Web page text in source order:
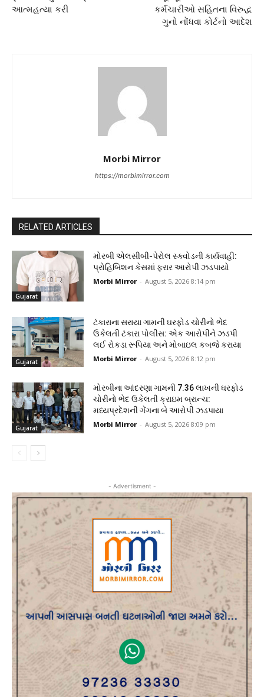
આત્મહત્યા કરી
કર્મચારીઓ સહિતના વિરુદ્ધ
ગુનો નોંધવા કોર્ટનો આદેશ
Morbi Mirror
https://morbimirror.com
RELATED ARTICLES
Gujarat
મોરબી એલસીબી-પેરોલ સ્ક્વોડની કાર્યવાહી:
પ્રોહિબિશન કેસમાં ફરાર આરોપી ઝડપાયો
Morbi Mirror - August 5, 2026 8:14 pm
Gujarat
ટંકારાના સરાયા ગામની ઘરફોડ ચોરીનો ભેદ
ઉકેલતી ટંકારા પોલીસ: એક આરોપીને ઝડપી
લઈ રોકડા રૂપિયા અને મોબાઇલ કબજે કરાયા
Morbi Mirror - August 5, 2026 8:12 pm
Gujarat
મોરબીના આંદરણા ગામની ₹7.36 લાખની ઘરફોડ
ચોરીનો ભેદ ઉકેલતી ક્રાઇમ બ્રાન્ચ:
મધ્યપ્રદેશની ગેંગના બે આરોપી ઝડપાયા
Morbi Mirror - August 5, 2026 8:09 pm
- Advertisment -